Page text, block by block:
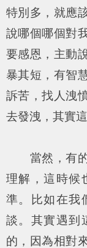
特別多，就應
說哪個哪個對
要感恩，主動
暴其短，有智
訴苦，找人洩
去發洩，其實
當然，有的
理解，這時候
準。比如在我
談。其實遇到
的，因為相對